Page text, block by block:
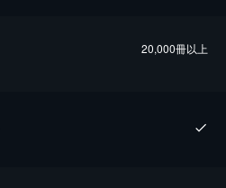
20,000冊以上